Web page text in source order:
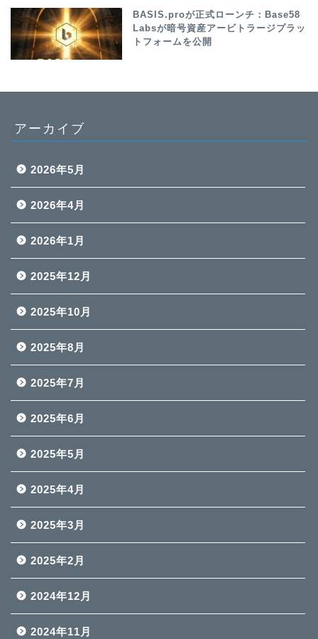
BASIS.proが正式ローンチ：Base58
Labsが暗号資産アービトラージプラッ
トフォームを公開
アーカイブ
2026年5月
2026年4月
2026年1月
2025年12月
2025年10月
2025年8月
2025年7月
2025年6月
2025年5月
2025年4月
2025年3月
2025年2月
2024年12月
2024年11月